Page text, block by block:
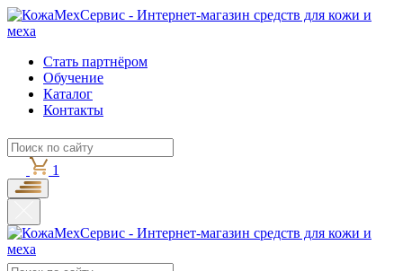
Стать партнёром
Обучение
Каталог
Контакты
1